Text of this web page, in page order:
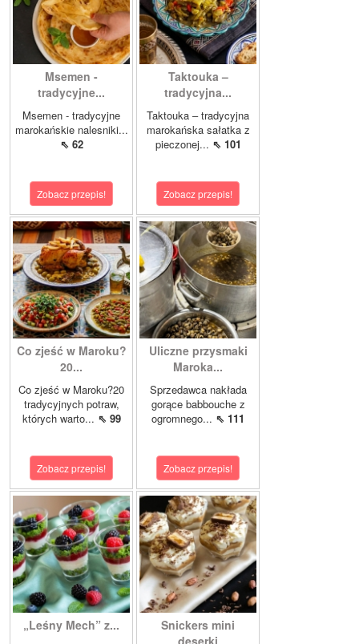
Msemen -
tradycyjne...
Msemen - tradycyjne
marokańskie nalesniki...
⇖ 62
Zobacz przepis!
Taktouka –
tradycyjna...
Taktouka – tradycyjna
marokańska sałatka z
pieczonej... ⇖ 101
Zobacz przepis!
Co zjeść w Maroku?
20...
Co zjeść w Maroku?20
tradycyjnych potraw,
których warto... ⇖ 99
Zobacz przepis!
Uliczne przysmaki
Maroka...
Sprzedawca nakłada
gorące babbouche z
ogromnego... ⇖ 111
Zobacz przepis!
„Leśny Mech” z...
Snickers mini
deserki